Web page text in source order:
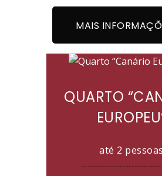
MAIS
QUARTO
até 2 pessoas